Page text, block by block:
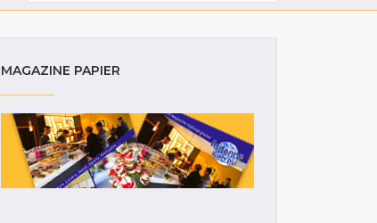
MAGAZINE PAPIER